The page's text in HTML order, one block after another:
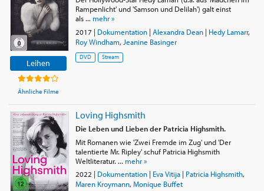
Leihen
Ähnliche Filme
Rampenlicht' und 'Samson und Delilah') galt einst
als ... mehr »
2017 | Dokumentation| Alexandra Dean| Hedy Lamarr,
Roy Windham, Jeanine Basinger
DVD Stream
Loving Highsmith
Die Leben und Lieben der Patricia Highsmith.
Mit Romanen wie 'Zwei Fremde im Zug' und 'Der
talentierte Mr. Ripley' schuf Patricia Highsmith
Weltliteratur. ... mehr »
2022 | Dokumentation| Eva Vitija| Patricia Highsmith,
Maren Kroymann, Monique Buffet